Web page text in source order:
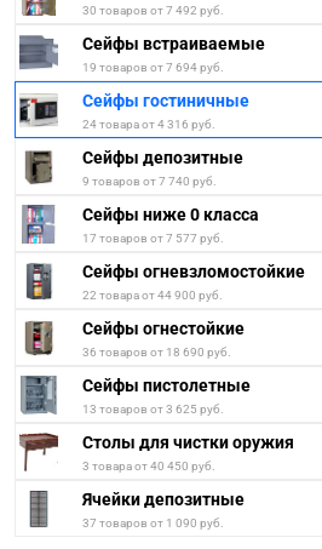
30 товаров от 7 492 руб.
Сейфы встраиваемые
19 товаров от 7 694 руб.
Сейфы гостиничные
24 товара от 4 316 руб.
Сейфы депозитные
9 товаров от 7 740 руб.
Сейфы ниже 0 класса
17 товаров от 7 577 руб.
Сейфы огневзломостойкие
22 товара от 44 900 руб.
Сейфы огнестойкие
36 товаров от 18 690 руб.
Сейфы пистолетные
13 товаров от 3 625 руб.
Столы для чистки оружия
3 товара от 40 450 руб.
Ячейки депозитные
37 товаров от 1 090 руб.